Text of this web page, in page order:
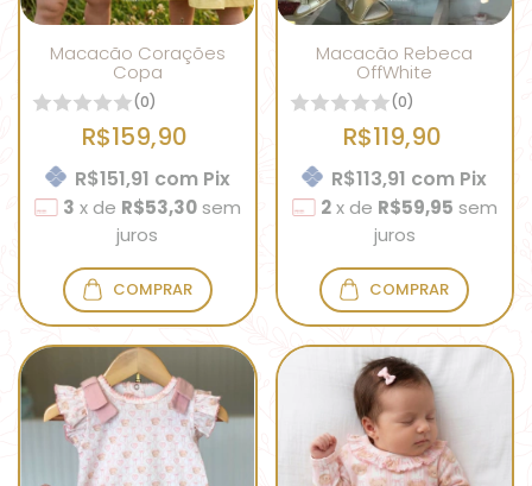
Macacão Corações
Copa
(0)
R$159,90
R$151,91 com Pix
3 x de R$53,30 sem
juros
COMPRAR
Macacão Rebeca
OffWhite
(0)
R$119,90
R$113,91 com Pix
2 x de R$59,95 sem
juros
COMPRAR